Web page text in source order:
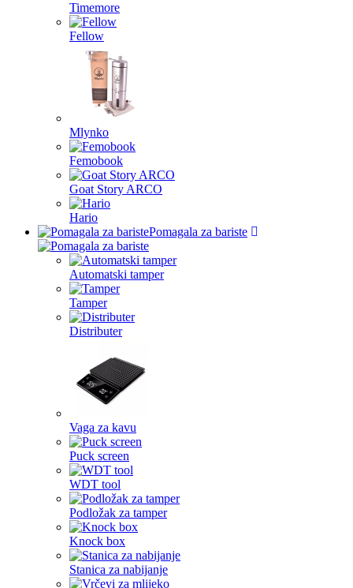
Timemore
Fellow
Mlynko
Femobook
Goat Story ARCO
Hario
Pomagala za bariste
Automatski tamper
Tamper
Distributer
Vaga za kavu
Puck screen
WDT tool
Podložak za tamper
Knock box
Stanica za nabijanje